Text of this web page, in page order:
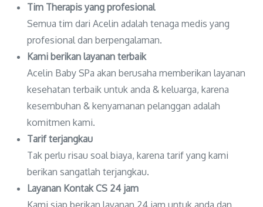
Tim Therapis yang profesional
Semua tim dari Acelin adalah tenaga medis yang
profesional dan berpengalaman.
Kami berikan layanan terbaik
Acelin Baby SPa akan berusaha memberikan layanan
kesehatan terbaik untuk anda & keluarga, karena
kesembuhan & kenyamanan pelanggan adalah
komitmen kami.
Tarif terjangkau
Tak perlu risau soal biaya, karena tarif yang kami
berikan sangatlah terjangkau.
Layanan Kontak CS 24 jam
Kami siap berikan layanan 24 jam untuk anda dan